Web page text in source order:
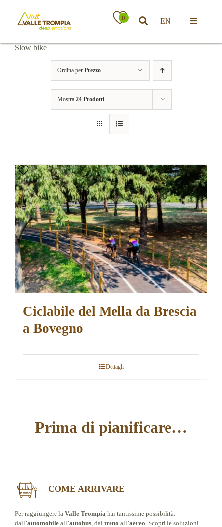
contenuto
0 EN
Toggle
Eventi
Slow bike
Ordina per Prezzo
Mostra 24 Prodotti
Ciclabile del Mella da Brescia
a Bovegno
Dettagli
Prima di pianificare…
COME ARRIVARE
Per raggiungere la Valle Trompia hai tantissime possibilità:
dall’automobileall’autobus, dal treno all’aereo . Scopri le soluzioni